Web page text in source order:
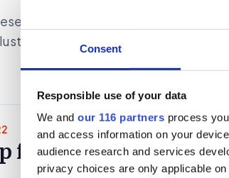
Consent
Responsible use of your data
We and our 116 partners process
and access information on your
audience research and services
privacy choices are only applicable
fusionerade under 2025 in
för Åkestam Holst